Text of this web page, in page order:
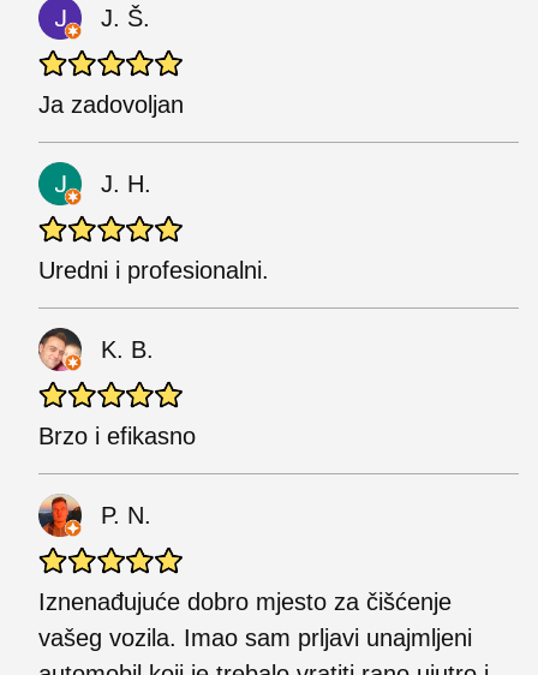
J. Š.
Ja zadovoljan
J. H.
Uredni i profesionalni.
K. B.
Brzo i efikasno
P. N.
Iznenađujuće dobro mjesto za čišćenje
vašeg vozila. Imao sam prljavi unajmljeni